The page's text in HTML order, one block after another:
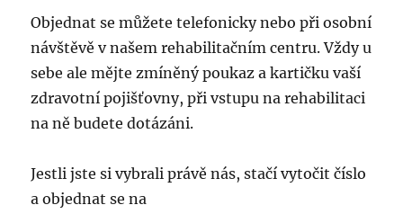
Objednat se můžete telefonicky nebo při osobní
návštěvě v našem rehabilitačním centru. Vždy u
sebe ale mějte zmíněný poukaz a kartičku vaší
zdravotní pojišťovny, při vstupu na rehabilitaci
na ně budete dotázáni.
Jestli jste si vybrali právě nás, stačí vytočit číslo
a objednat se na